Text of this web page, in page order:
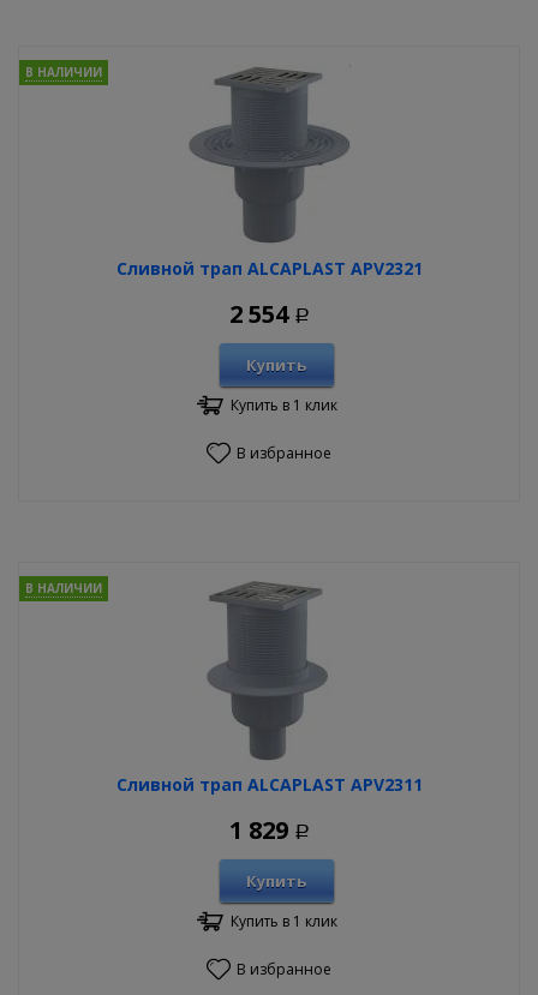
Сливной трап ALCAPLAST APV2321
В НАЛИЧИИ
2 554 Р
Купить
Купить в 1 клик
В избранное
Сливной трап ALCAPLAST APV2311
В НАЛИЧИИ
1 829 Р
Купить
Купить в 1 клик
В избранное